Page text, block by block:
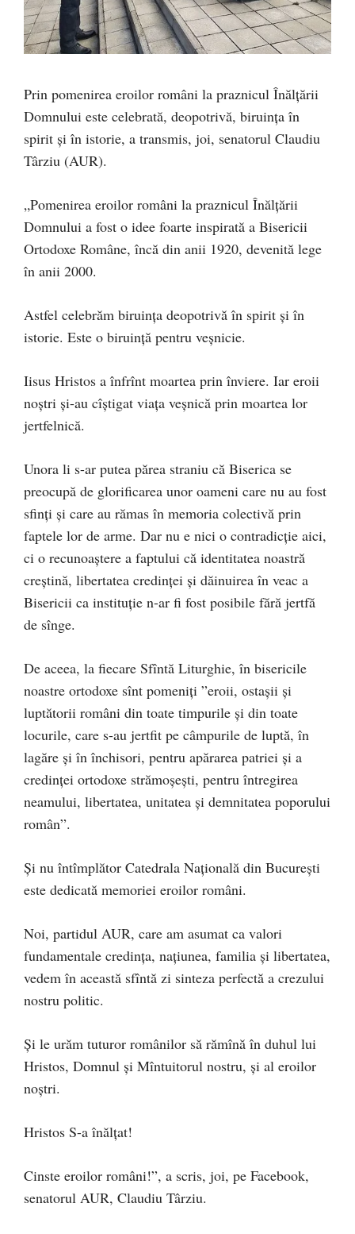
Prin pomenirea eroilor români la praznicul Înălțării
Domnului este celebrată, deopotrivă, biruința în
spirit și în istorie, a transmis, joi, senatorul Claudiu
Târziu (AUR).
„Pomenirea eroilor români la praznicul Înălțării
Domnului a fost o idee foarte inspirată a Bisericii
Ortodoxe Române, încă din anii 1920, devenită lege
în anii 2000.
Astfel celebrăm biruința deopotrivă în spirit și în
istorie. Este o biruință pentru veșnicie.
Iisus Hristos a înfrînt moartea prin înviere. Iar eroii
noștri și-au cîștigat viața veșnică prin moartea lor
jertfelnică.
Unora li s-ar putea părea straniu că Biserica se
preocupă de glorificarea unor oameni care nu au fost
sfinți și care au rămas în memoria colectivă prin
faptele lor de arme. Dar nu e nici o contradicție aici,
ci o recunoaștere a faptului că identitatea noastră
creștină, libertatea credinței și dăinuirea în veac a
Bisericii ca instituție n-ar fi fost posibile fără jertfă
de sînge.
De aceea, la fiecare Sfîntă Liturghie, în bisericile
noastre ortodoxe sînt pomeniţi ”eroii, ostaşii şi
luptătorii români din toate timpurile şi din toate
locurile, care s-au jertfit pe câmpurile de luptă, în
lagăre şi în închisori, pentru apărarea patriei şi a
credinţei ortodoxe strămoşeşti, pentru întregirea
neamului, libertatea, unitatea şi demnitatea poporului
român”.
Și nu întîmplător Catedrala Națională din București
este dedicată memoriei eroilor români.
Noi, partidul AUR, care am asumat ca valori
fundamentale credința, națiunea, familia și libertatea,
vedem în această sfîntă zi sinteza perfectă a crezului
nostru politic.
Și le urăm tuturor românilor să rămînă în duhul lui
Hristos, Domnul și Mîntuitorul nostru, și al eroilor
noștri.
Hristos S-a înălțat!
Cinste eroilor români!”, a scris, joi, pe Facebook,
senatorul AUR, Claudiu Târziu.